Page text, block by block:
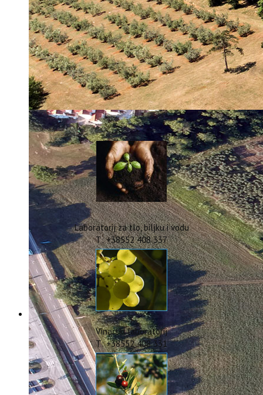
Projekti Instituta
Dialogue4Tourism
REVIVE
WASTEREDUCE
MITOMED+
WINTERMED
CASTWATER
INHERIT
CONSUMLESS PLUS
IstraOILFest
ARHIVA PROJEKATA
IstraECOinclusive
Izdavačka djelatnost
Izbor u znanstvena zvanja
Dokumenti
Statut
Strategija
CIP
Pravo na pristup informacijama
Zaštita osobnih podataka
Godišnji izvještaj
Javna nabava
Natječaji za radna mjesta
Zakonodavni okvir
Akti Instituta
Linkovi
Kontakt
webmail
Popularizacija znanosti
ERASMUS+
Laboratorij za tlo, biljku i vodu
T: +38552 408 337
Vinarski laboratorij
T: +38552 408 331